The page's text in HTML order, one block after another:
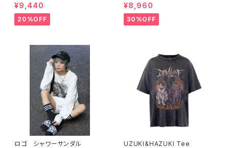
¥9,440
20%OFF
¥8,960
30%OFF
ロゴ シャワーサンダル UZUKI&HAZUKI Tee